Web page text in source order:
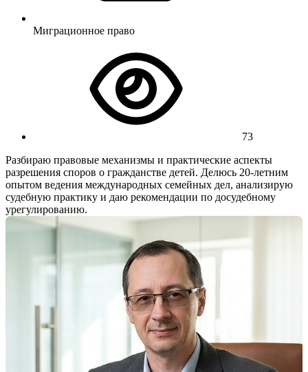
Миграционное право
73
Разбираю правовые механизмы и практические аспекты
разрешения споров о гражданстве детей. Делюсь 20-летним
опытом ведения международных семейных дел, анализирую
судебную практику и даю рекомендации по досудебному
урегулированию.